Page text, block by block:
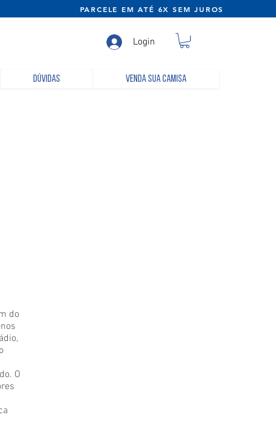
PARCELE EM ATÉ 6X SEM JUROS
Login
Dúvidas Venda sua camisa
do
O